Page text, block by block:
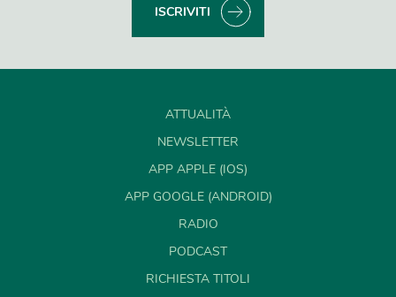
ISCRIVITI
ATTUALITÀ
NEWSLETTER
APP APPLE (IOS)
APP GOOGLE (ANDROID)
RADIO
PODCAST
RICHIESTA TITOLI